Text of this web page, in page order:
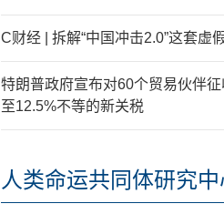
C财经 | 拆解“中国冲击2.0”这套虚
特朗普政府宣布对60个贸易伙伴
至12.5%不等的新关税
人类命运共同体研究中